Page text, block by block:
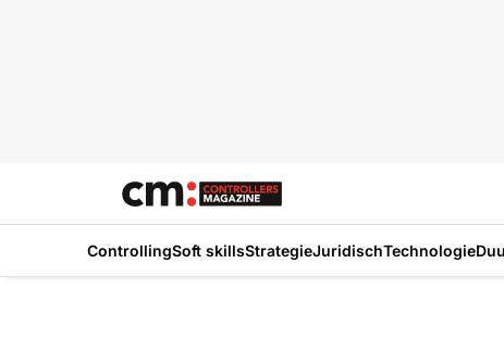
ControllingSoft skillsStrategieJuridischTechnologie